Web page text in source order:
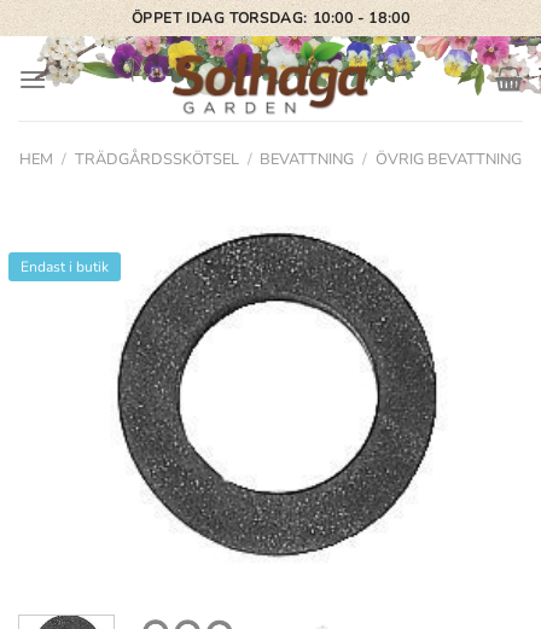
Skip
to
content
ÖPPET IDAG TORSDAG: 10:00 - 18:00
HEM / TRÄDGÅRDSSKÖTSEL / BEVATTNING / ÖVRIG BEVATTNING
Endast i butik